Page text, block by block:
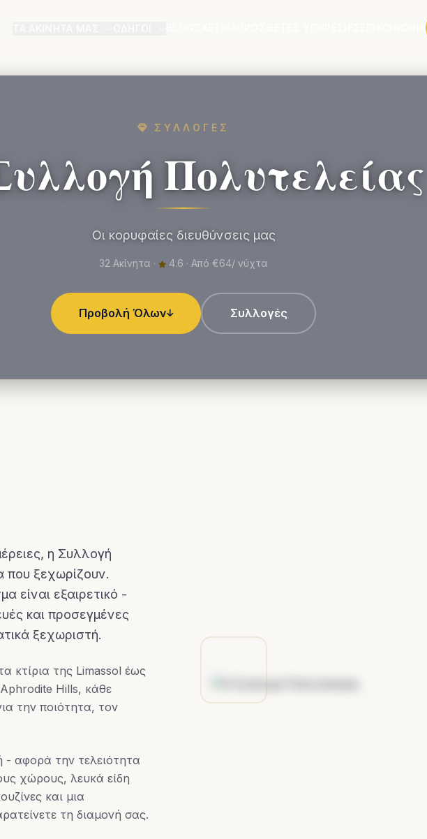
ΕΠΙΚΟΙΝΩΝΊΑ
ΣΥΛΛΟΓΈΣ
Πολυτελείας
Οι κορυφαίες διευθύνσεις μας
32 Ακίνητα · 4.6 · Από €64/ νύχτα
Προβολή Όλων Συλλογές
η Συλλογή
που ξεχωρίζουν.
είναι εξαιρετικό -
και προσεγμένες
ξεχωριστή.
κτίρια της Limassol έως
Aphrodite Hills, κάθε
την ποιότητα, τον
αφορά την τελειότητα
χώρους, λευκά είδη
και μια
τη διαμονή σας.